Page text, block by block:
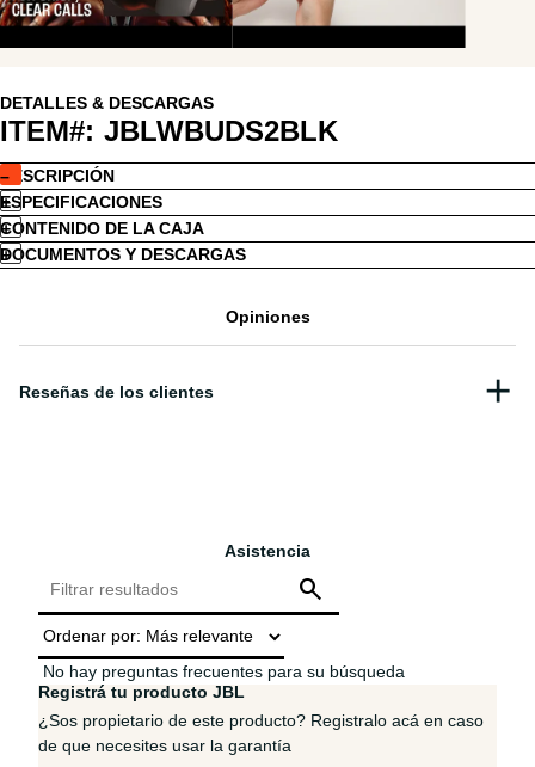
DETALLES & DESCARGAS
ITEM#: JBLWBUDS2BLK
DESCRIPCIÓN
ESPECIFICACIONES
CONTENIDO DE LA CAJA
DOCUMENTOS Y DESCARGAS
Opiniones
Asistencia
No hay preguntas frecuentes para su búsqueda
Registrá tu producto JBL
¿Sos propietario de este producto? Registralo acá en caso
de que necesites usar la garantía